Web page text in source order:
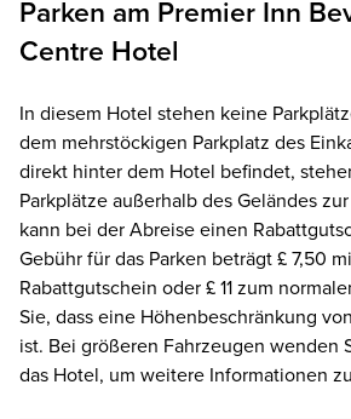
Parken am Premier Inn
Centre Hotel
In diesem Hotel stehen keine
dem mehrstöckigen Parkplatz des
direkt hinter dem Hotel befindet,
Parkplätze außerhalb des Geländes
kann bei der Abreise einen
Gebühr für das Parken beträgt £ 7,50
Rabattgutschein oder £ 11 zum
Sie, dass eine Höhenbeschränkung
ist. Bei größeren Fahrzeugen wenden
das Hotel, um weitere Informationen